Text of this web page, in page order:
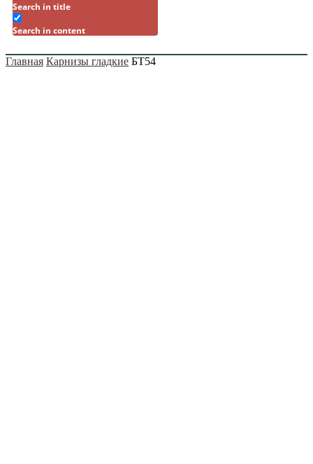
Search in title
Search in content
Главная Карнизы гладкие БТ54